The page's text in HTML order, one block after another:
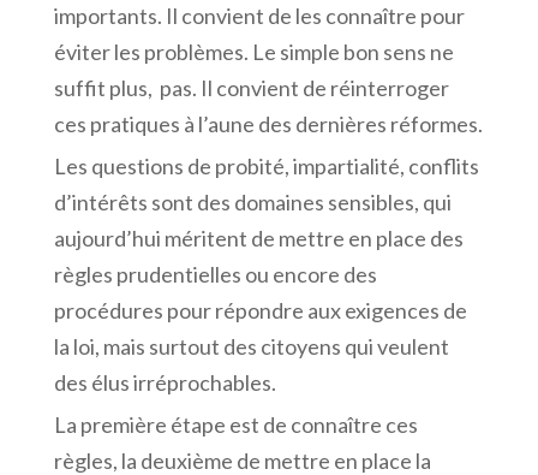
importants. Il convient de les connaître pour
éviter les problèmes. Le simple bon sens ne
suffit plus, pas. Il convient de réinterroger
ces pratiques à l’aune des dernières réformes.
Les questions de probité, impartialité, conflits
d’intérêts sont des domaines sensibles, qui
aujourd’hui méritent de mettre en place des
règles prudentielles ou encore des
procédures pour répondre aux exigences de
la loi, mais surtout des citoyens qui veulent
des élus irréprochables.
La première étape est de connaître ces
règles, la deuxième de mettre en place la